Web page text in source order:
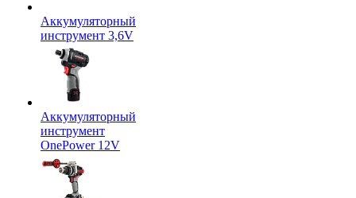
Аккумуляторный
инструмент 3,6V
Аккумуляторный
инструмент
OnePower 12V